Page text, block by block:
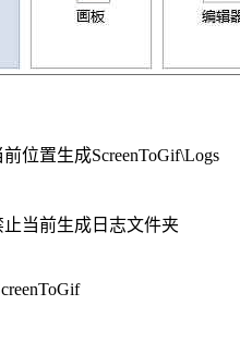
位置生成ScreenToGif\Logs
当前生成日志文件夹